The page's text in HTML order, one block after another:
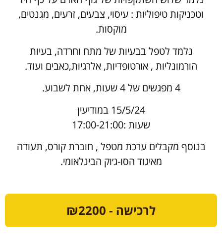
וטכניקות טיפוליות : עיסוי, צבעים, זרעים, מגנטים,
מוקסות.
נלמד לטפל בבעיות של מתח וחרדה, בעיות
הורמונליות , אורטופדיות, אלרגיות,כאבים ועוד.
4 מפגשים של 4 שעות, אחת לשבוע.
15/5/24 במודיעין
שעות :17:00-21:00
בנוסף מקבלים ערכת מטפל , חוברת קורס, תעודה
מאיגוד הסו-ג׳וק הבינלאומי.
לרכישה - ₪2200